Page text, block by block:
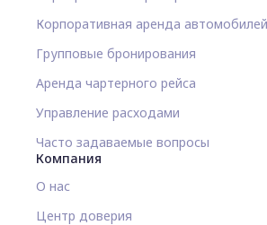
Корпоративная аренда автомобилей
Групповые бронирования
Аренда чартерного рейса
Управление расходами
Часто задаваемые вопросы
Компания
О нас
Центр доверия